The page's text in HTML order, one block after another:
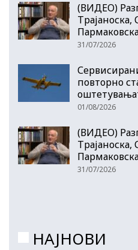
(ВИДЕО)
Трајаноска,
31/07/2026
повторно
01/08/2026
(ВИДЕО)
Трајаноска,
31/07/2026
НАЈНОВИ